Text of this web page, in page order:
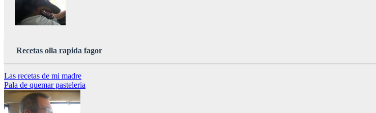
Recetas olla rapida fagor
Navegación
de
entradas
Las recetas de mi madre
Pala de quemar pasteleria